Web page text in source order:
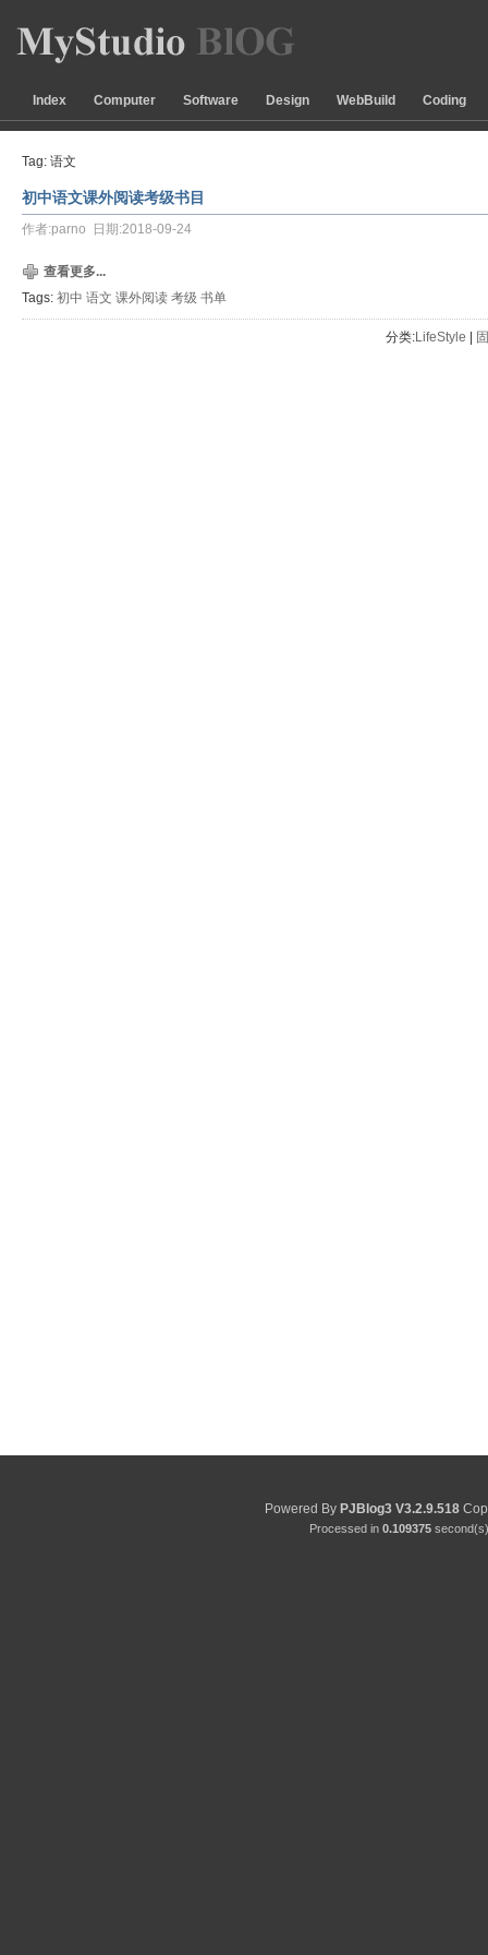
Index Computer Software Design WebBuild Coding
Tag: 语文
初中语文课外阅读考级书目
作者:parno 日期:2018-09-24
查看更多...
Tags: 初中 语文 课外阅读 考级 书单
分类:LifeStyle
Powered By PJBlog3 V3.2.9.518
Processed in 0.109375